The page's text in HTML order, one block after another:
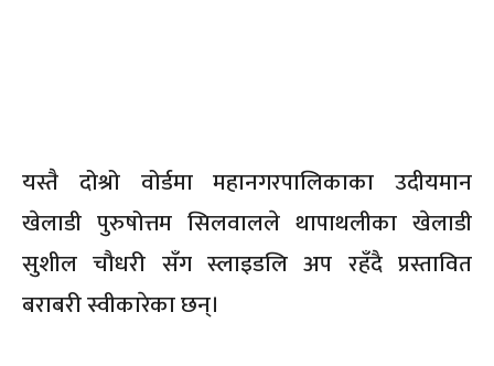
यस्तै दोश्रो वोर्डमा महानगरपालिकाका उदीयमान
खेलाडी पुरुषोत्तम सिलवालले थापाथलीका खेलाडी
सुशील चौधरी सँग स्लाइडलि अप रहँदै प्रस्तावित
बराबरी स्वीकारेका छन्।